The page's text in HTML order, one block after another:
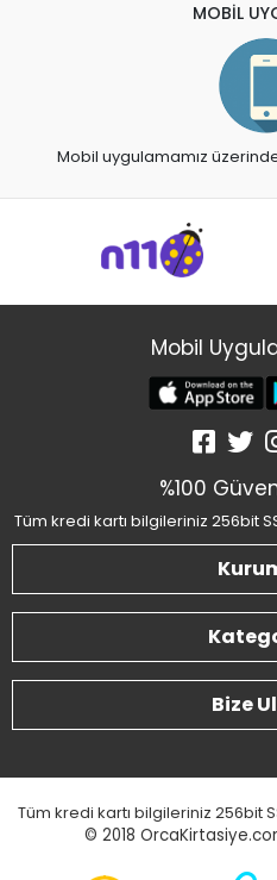
MOBİL
Mobil uygulamamız
Mobil
%100
Tüm kredi kartı bilgileriniz 256bit
Bize
Tüm kredi kartı bilgileriniz 256bit
© 2018